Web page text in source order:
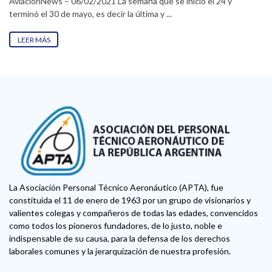
terminó el 30 de mayo, es decir la última y ...
LEER MÁS
La Asociación Personal Técnico Aeronáutico (APTA), fue
constituida el 11 de enero de 1963 por un grupo de visionarios y
valientes colegas y compañeros de todas las edades, convencidos
como todos los pioneros fundadores, de lo justo, noble e
indispensable de su causa, para la defensa de los derechos
laborales comunes y la jerarquización de nuestra profesión.